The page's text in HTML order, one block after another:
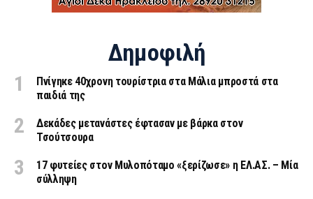
Δημοφιλή
Πνίγηκε 40χρονη τουρίστρια στα Μάλια μπροστά στα
παιδιά της
Δεκάδες μετανάστες έφτασαν με βάρκα στον
Τσούτσουρα
17 φυτείες στον Μυλοπόταμο «ξερίζωσε» η ΕΛ.ΑΣ. – Μία
σύλληψη